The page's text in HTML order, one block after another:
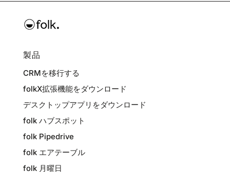
製品
CRMを移行する
folkX拡張機能をダウンロード
デスクトップアプリをダウンロード
folk ハブスポット
folk Pipedrive
folk エアテーブル
folk 月曜日